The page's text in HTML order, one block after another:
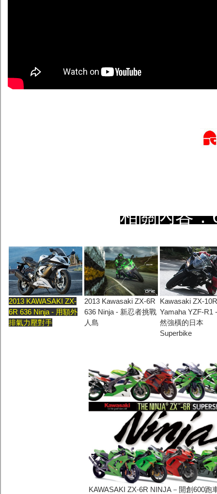
相關內容
2013 KAWASAKI ZX-
6R 636 Ninja - 用額外
排氣力壓對手
2013 Kawasaki ZX-6R
636 Ninja - 新忍者挑戰
人島
Kawasaki ZX-
Yamaha YZF-R1
然強橫的日本
Superbike
KAWASAKI ZX-6R NINJA－開創600跑